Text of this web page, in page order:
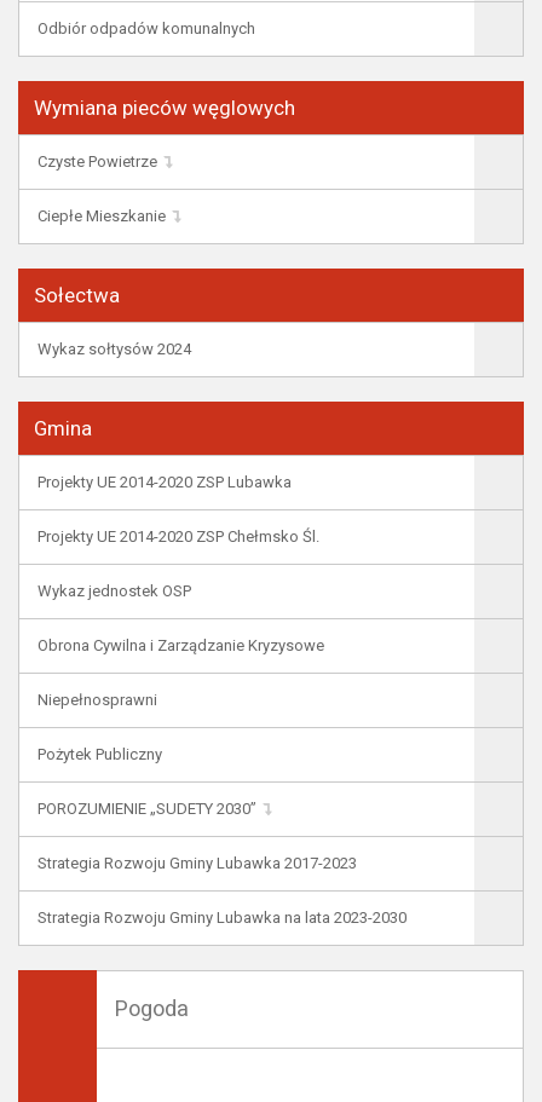
Odbiór odpadów komunalnych
Wymiana pieców węglowych
Czyste Powietrze
Ciepłe Mieszkanie
Sołectwa
Wykaz sołtysów 2024
Gmina
Projekty UE 2014-2020 ZSP Lubawka
Projekty UE 2014-2020 ZSP Chełmsko Śl.
Wykaz jednostek OSP
Obrona Cywilna i Zarządzanie Kryzysowe
Niepełnosprawni
Pożytek Publiczny
POROZUMIENIE „SUDETY 2030”
Strategia Rozwoju Gminy Lubawka 2017-2023
Strategia Rozwoju Gminy Lubawka na lata 2023-2030
Pogoda